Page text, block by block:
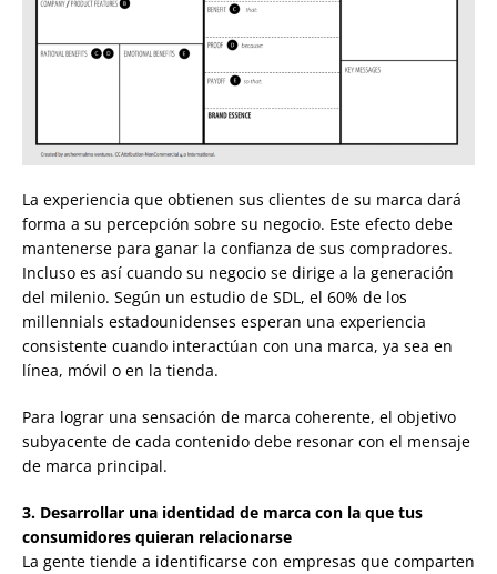
La experiencia que obtienen sus clientes de su marca dará
forma a su percepción sobre su negocio. Este efecto debe
mantenerse para ganar la confianza de sus compradores.
Incluso es así cuando su negocio se dirige a la generación
del milenio. Según un estudio de SDL, el 60% de los
millennials estadounidenses esperan una experiencia
consistente cuando interactúan con una marca, ya sea en
línea, móvil o en la tienda.
Para lograr una sensación de marca coherente, el objetivo
subyacente de cada contenido debe resonar con el mensaje
de marca principal.
3. Desarrollar una identidad de marca con la que tus
consumidores quieran relacionarse
La gente tiende a identificarse con empresas que comparten